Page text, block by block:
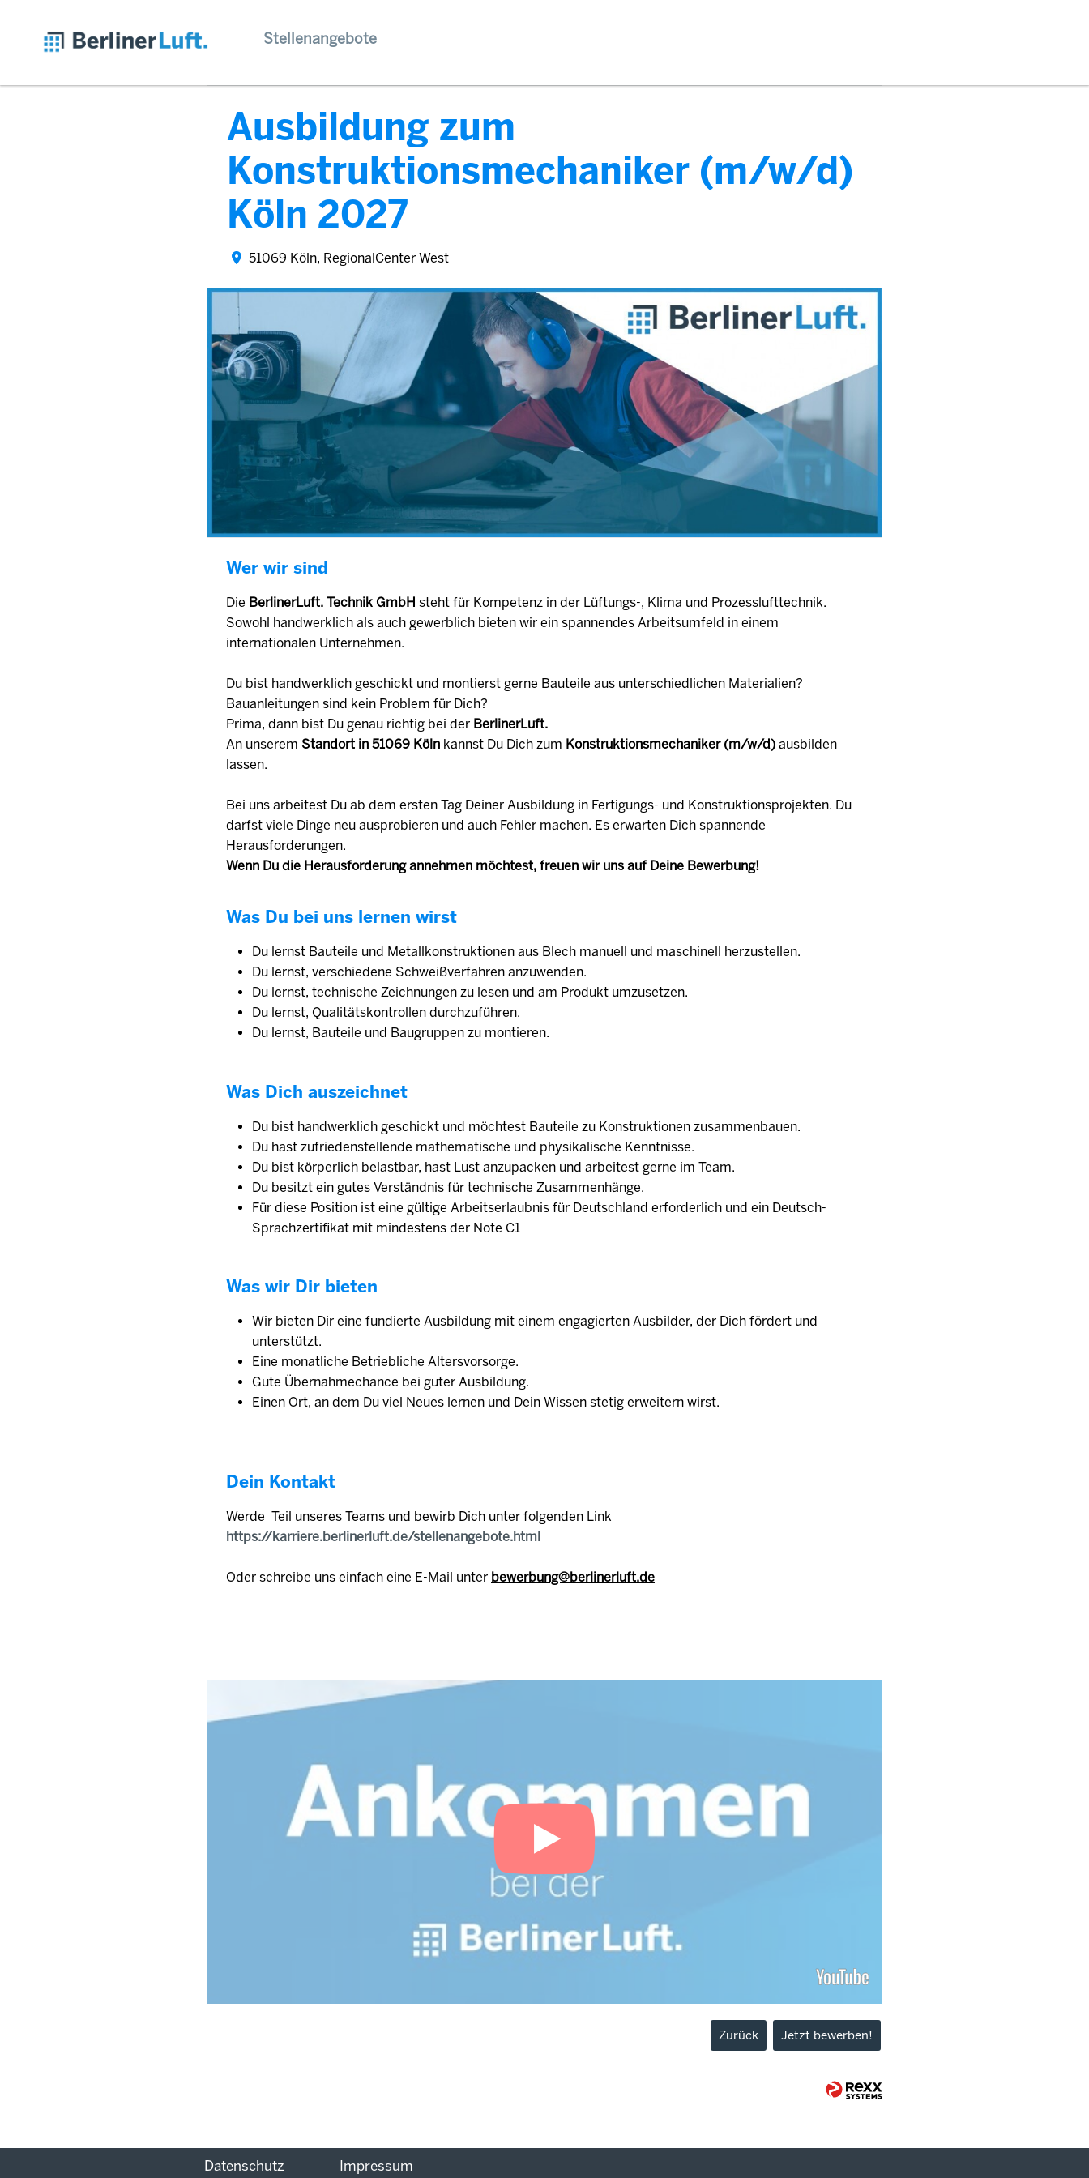
Stellenangebote
Ausbildung zum
Konstruktionsmechaniker (m/w/d)
Köln 2027
51069 Köln, RegionalCenter West
Wer wir sind
Die BerlinerLuft. Technik GmbH steht für Kompetenz in der Lüftungs-, Klima und Prozesslufttechnik.
Sowohl handwerklich als auch gewerblich bieten wir ein spannendes Arbeitsumfeld in einem
internationalen Unternehmen.
Du bist handwerklich geschickt und montierst gerne Bauteile aus unterschiedlichen Materialien?
Bauanleitungen sind kein Problem für Dich?
Prima, dann bist Du genau richtig bei der BerlinerLuft.
An unserem Standort in 51069 Köln kannst Du Dich zum Konstruktionsmechaniker (m/w/d) ausbilden
lassen.
Bei uns arbeitest Du ab dem ersten Tag Deiner Ausbildung in Fertigungs- und Konstruktionsprojekten. Du
darfst viele Dinge neu ausprobieren und auch Fehler machen. Es erwarten Dich spannende
Herausforderungen.
Wenn Du die Herausforderung annehmen möchtest, freuen wir uns auf Deine Bewerbung!
Was Du bei uns lernen wirst
Du lernst Bauteile und Metallkonstruktionen aus Blech manuell und maschinell herzustellen.
Du lernst, verschiedene Schweißverfahren anzuwenden.
Du lernst, technische Zeichnungen zu lesen und am Produkt umzusetzen.
Du lernst, Qualitätskontrollen durchzuführen.
Du lernst, Bauteile und Baugruppen zu montieren.
Was Dich auszeichnet
Du bist handwerklich geschickt und möchtest Bauteile zu Konstruktionen zusammenbauen.
Du hast zufriedenstellende mathematische und physikalische Kenntnisse.
Du bist körperlich belastbar, hast Lust anzupacken und arbeitest gerne im Team.
Du besitzt ein gutes Verständnis für technische Zusammenhänge.
Für diese Position ist eine gültige Arbeitserlaubnis für Deutschland erforderlich und ein Deutsch-
Sprachzertifikat mit mindestens der Note C1
Was wir Dir bieten
Wir bieten Dir eine fundierte Ausbildung mit einem engagierten Ausbilder, der Dich fördert und
unterstützt.
Eine monatliche Betriebliche Altersvorsorge.
Gute Übernahmechance bei guter Ausbildung.
Einen Ort, an dem Du viel Neues lernen und Dein Wissen stetig erweitern wirst.
Dein Kontakt
Werde Teil unseres Teams und bewirb Dich unter folgenden Link
https://karriere.berlinerluft.de/stellenangebote.html
Oder schreibe uns einfach eine E-Mail unter bewerbung@berlinerluft.de
Zurück Jetzt bewerben!
Datenschutz Impressum